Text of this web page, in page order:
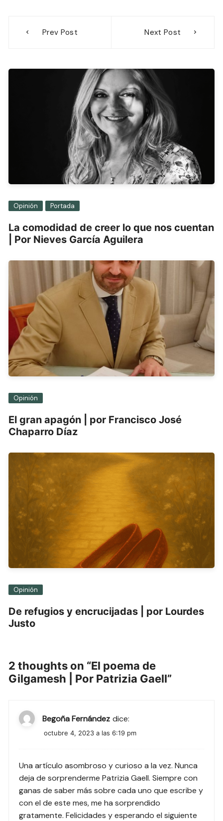
Prev Post Next Post
Opinión Portada
La comodidad de creer lo que nos cuentan
| Por Nieves García Aguilera
Opinión
El gran apagón | por Francisco José
Chaparro Díaz
Opinión
De refugios y encrucijadas | por Lourdes
Justo
2 thoughts on “El poema de
Gilgamesh | Por Patrizia Gaell”
Begoña Fernández dice:
octubre 4, 2023 a las 6:19 pm
Una artículo asombroso y curioso a la vez. Nunca
deja de sorprenderme Patrizia Gaell. Siempre con
ganas de saber más sobre cada uno que escribe y
con el de este mes, me ha sorprendido
gratamente. Felicidades y esperando el siguiente